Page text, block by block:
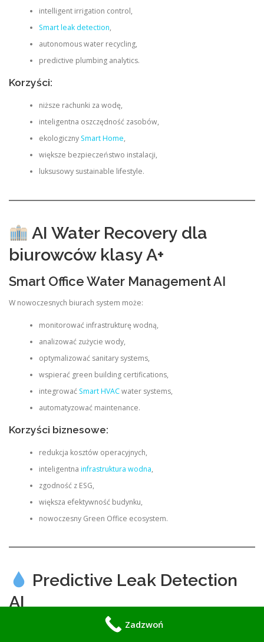
intelligent irrigation control,
Smart leak detection,
autonomous water recycling,
predictive plumbing analytics.
Korzyści:
niższe rachunki za wodę,
inteligentna oszczędność zasobów,
ekologiczny Smart Home,
większe bezpieczeństwo instalacji,
luksusowy sustainable lifestyle.
AI Water Recovery dla
biurowców klasy A+
Smart Office Water Management AI
W nowoczesnych biurach system może:
monitorować infrastrukturę wodną,
analizować zużycie wody,
optymalizować sanitary systems,
wspierać green building certifications,
integrować Smart HVACwater systems,
automatyzować maintenance.
Korzyści biznesowe:
redukcja kosztów operacyjnych,
inteligentna infrastruktura wodna,
zgodność z ESG,
większa efektywność budynku,
nowoczesny Green Office ecosystem.
Predictive Leak Detection
AI
Inteligentne wykrywanie wycieków
Zadzwoń